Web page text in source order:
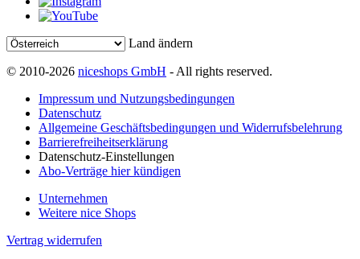
Land ändern
© 2010-2026 niceshops GmbH - All rights reserved.
Impressum und Nutzungsbedingungen
Datenschutz
Allgemeine Geschäftsbedingungen und Widerrufsbelehrung
Barrierefreiheitserklärung
Datenschutz-Einstellungen
Abo-Verträge hier kündigen
Unternehmen
Weitere nice Shops
Vertrag widerrufen